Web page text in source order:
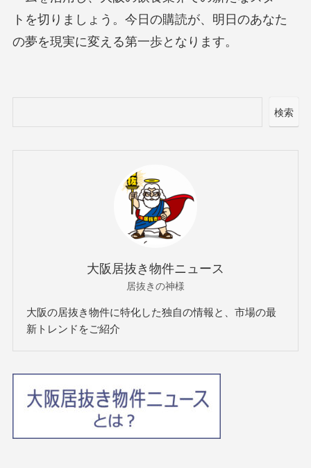
トを切りましょう。今日の購読が、明日のあなた
の夢を現実に変える第一歩となります。
検索
大阪居抜き物件ニュース
居抜きの神様
大阪の居抜き物件に特化した独自の情報と、市場の最
新トレンドをご紹介